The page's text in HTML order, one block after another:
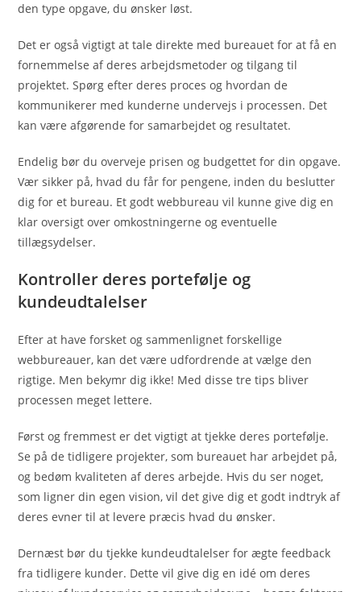
den type opgave, du ønsker løst.
Det er også vigtigt at tale direkte med bureauet for at få en
fornemmelse af deres arbejdsmetoder og tilgang til
projektet. Spørg efter deres proces og hvordan de
kommunikerer med kunderne undervejs i processen. Det
kan være afgørende for samarbejdet og resultatet.
Endelig bør du overveje prisen og budgettet for din opgave.
Vær sikker på, hvad du får for pengene, inden du beslutter
dig for et bureau. Et godt webbureau vil kunne give dig en
klar oversigt over omkostningerne og eventuelle
tillægsydelser.
Kontroller deres portefølje og
kundeudtalelser
Efter at have forsket og sammenlignet forskellige
webbureauer, kan det være udfordrende at vælge den
rigtige. Men bekymr dig ikke! Med disse tre tips bliver
processen meget lettere.
Først og fremmest er det vigtigt at tjekke deres portefølje.
Se på de tidligere projekter, som bureauet har arbejdet på,
og bedøm kvaliteten af deres arbejde. Hvis du ser noget,
som ligner din egen vision, vil det give dig et godt indtryk af
deres evner til at levere præcis hvad du ønsker.
Dernæst bør du tjekke kundeudtalelser for ægte feedback
fra tidligere kunder. Dette vil give dig en idé om deres